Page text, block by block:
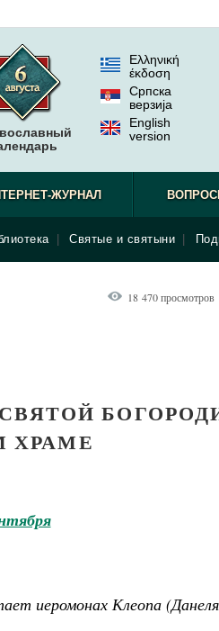
Ελληνική
έκδοση
Српска
верзиjа
English
version
Святые и святыни
ЖУРНАЛ
18 470 просмотров
ХРАМЕ
иеромонах Клеопа